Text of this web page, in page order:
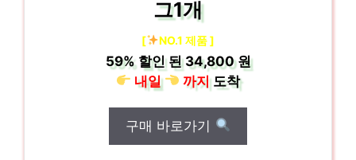
그1개
[ NO.1 제품 ]
59%할인 된34,800 원
내일
까지도착
구매 바로가기